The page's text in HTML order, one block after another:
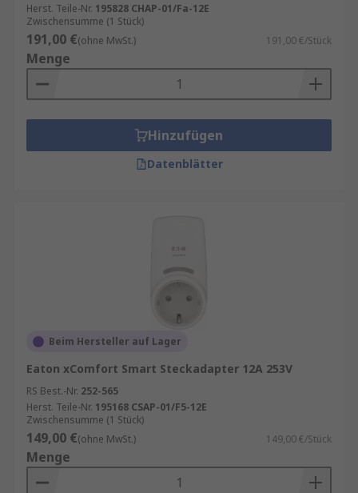
Herst. Teile-Nr. 195828 CHAP-01/Fa-12E
Zwischensumme (1 Stück)
191,00 €(ohne MwSt.) 191,00 €/Stück
Menge
Hinzufügen
Datenblätter
Beim Hersteller auf Lager
Eaton xComfort Smart Steckadapter 12A 253V
RS Best.-Nr. 252-565
Herst. Teile-Nr. 195168 CSAP-01/F5-12E
Zwischensumme (1 Stück)
149,00 €(ohne MwSt.) 149,00 €/Stück
Menge